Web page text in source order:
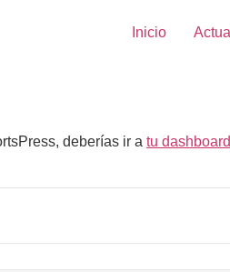
Inicio
deberías ir a tu dashboard